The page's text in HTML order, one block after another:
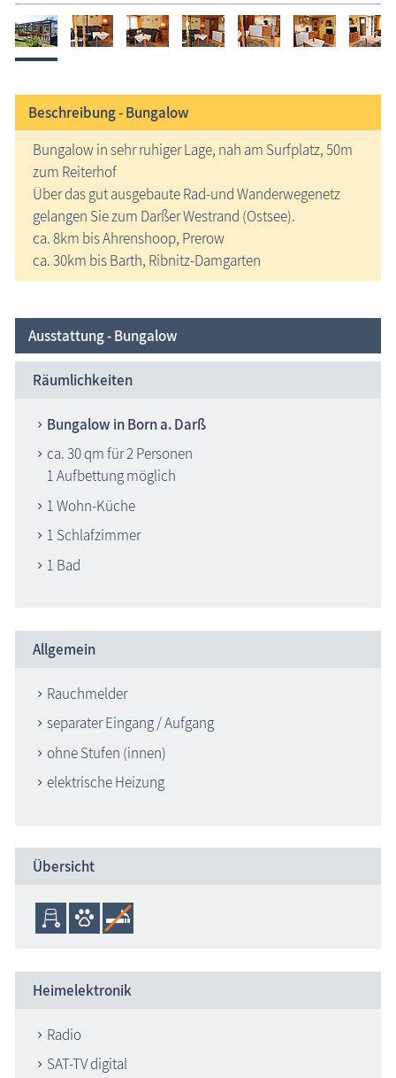
Beschreibung -Bungalow
Bungalow in sehr ruhiger Lage, nah am Surfplatz, 50m
zum Reiterhof
Über das gut ausgebaute Rad-und Wanderwegenetz
gelangen Sie zum Darßer Westrand (Ostsee).
ca. 8km bis Ahrenshoop, Prerow
ca. 30km bis Barth, Ribnitz-Damgarten
Ausstattung - Bungalow
Räumlichkeiten
Bungalow in Born a. Darß
ca. 30 qm für 2 Personen
1 Aufbettung möglich
1 Wohn-Küche
1 Schlafzimmer
1 Bad
Allgemein
Rauchmelder
separater Eingang / Aufgang
ohne Stufen (innen)
elektrische Heizung
Übersicht
Heimelektronik
Radio
SAT-TV digital